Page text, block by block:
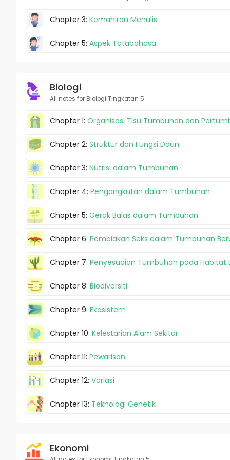
Chapter 3: Kemahiran Menulis
Chapter 5: Aspek Tatabahasa
Biologi
All notes for Biologi Tingkatan 5
Chapter 1: Organisasi Tisu Tumbuhan dan
Chapter 2: Struktur dan Fungsi Daun
Chapter 3: Nutrisi dalam Tumbuhan
Chapter 4: Pengangkutan dalam Tumbuhan
Chapter 5: Gerak Balas dalam Tumbuhan
Chapter 6: Pembiakan Seks dalam Tumbuhan
Chapter 7: Penyesuaian Tumbuhan pada Habitat
Chapter 8: Biodiversiti
Chapter 9: Ekosistem
Chapter 10: Kelestarian Alam Sekitar
Chapter 11: Pewarisan
Chapter 12: Variasi
Chapter 13: Teknologi Genetik
Ekonomi